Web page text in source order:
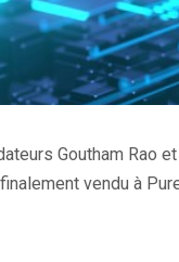
Goutham Rao
vendu à